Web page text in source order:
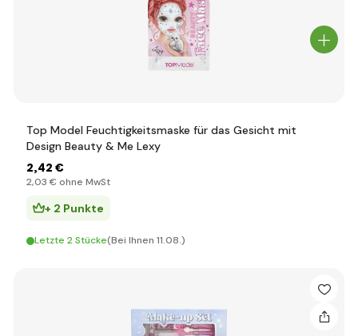
Top Model Feuchtigkeitsmaske für das Gesicht mit
Design Beauty & Me Lexy
2,42 €
2,03 € ohne MwSt
+ 2 Punkte
Letzte 2 Stücke(Bei Ihnen 11.08.)